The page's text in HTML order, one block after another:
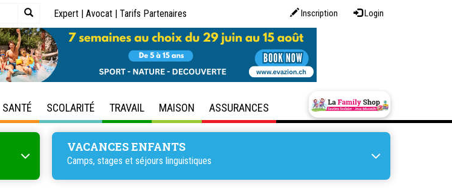
Inscription Login
Expert | Avocat | Tarifs Partenaires
SANTÉ SCOLARITÉ TRAVAIL MAISON ASSURANCES
VACANCES ENFANTS
Camps, stages et séjours linguistiques